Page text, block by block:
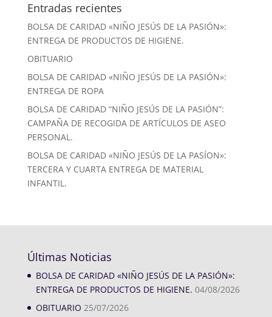
Entradas recientes
BOLSA DE CARIDAD «NIÑO JESÚS DE LA PASIÓN»:
ENTREGA DE PRODUCTOS DE HIGIENE.
OBITUARIO
BOLSA DE CARIDAD «NIÑO JESÚS DE LA PASIÓN»:
ENTREGA DE ROPA
BOLSA DE CARIDAD “NIÑO JESÚS DE LA PASIÓN”:
CAMPAÑA DE RECOGIDA DE ARTÍCULOS DE ASEO
PERSONAL.
BOLSA DE CARIDAD «NIÑO JESÚS DE LA PASÍON»:
TERCERA Y CUARTA ENTREGA DE MATERIAL
INFANTIL.
Últimas Noticias
BOLSA DE CARIDAD «NIÑO JESÚS DE LA PASIÓN»:
ENTREGA DE PRODUCTOS DE HIGIENE. 04/08/2026
OBITUARIO 25/07/2026